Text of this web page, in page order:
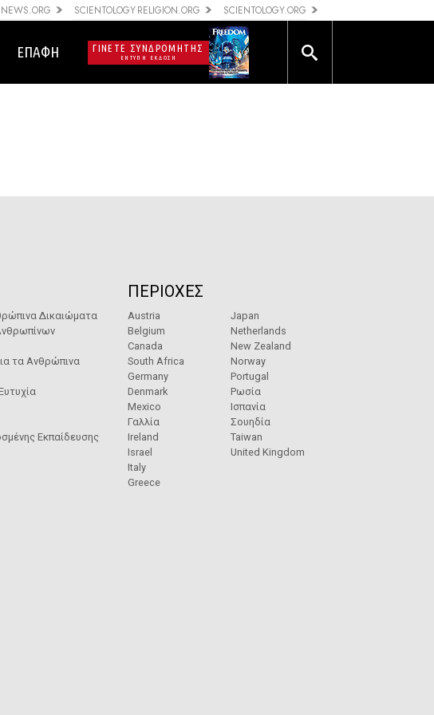
SCIENTOLOGY RELIGION.ORG SCIENTOLOGY.ORG
ΕΠΑΦΗ ΓΙΝΕΤΕ ΣΥΝΔΡΟΜΗΤΗΣ
ΕΝΤΥΠΗ ΕΚΔΟΣΗ
Δικαιώματα
τα Ανθρώπινα
Εκπαίδευσης
ΠΕΡΙΟΧΕΣ
Austria
Belgium
Canada
South Africa
Germany
Denmark
Mexico
Γαλλία
Ireland
Israel
Italy
Greece
Japan
Netherlands
New Zealand
Norway
Portugal
Ρωσία
Ισπανία
Σουηδία
Taiwan
United Kingdom